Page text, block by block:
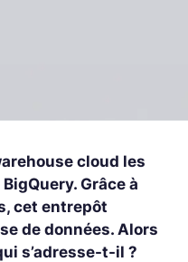
cloud les
Grâce à
cet entrepôt
de données. Alors
s’adresse-t-il ?